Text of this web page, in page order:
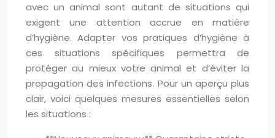
avec un animal sont autant de situations qui
exigent une attention accrue en matière
d’hygiène. Adapter vos pratiques d’hygiène à
ces situations spécifiques permettra de
protéger au mieux votre animal et d’éviter la
propagation des infections. Pour un aperçu plus
clair, voici quelques mesures essentielles selon
les situations :